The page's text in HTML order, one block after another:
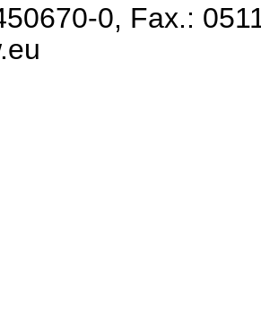
0, Fax.: